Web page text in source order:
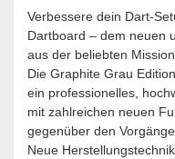
Verbessere dein Dart-
Dartboard – dem neuen
aus der beliebten
Die Graphite Grau
ein professionelles,
mit zahlreichen neuen
gegenüber den
Neue